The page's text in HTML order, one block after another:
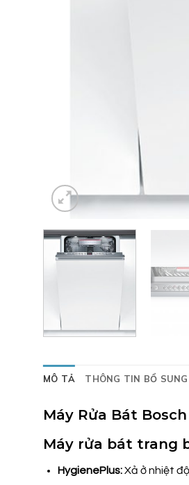
MÔ TẢ THÔNG TIN BỔ SUNG
Máy Rửa Bát Bosch
Máy rửa bát trang
HygienePlus:Xả ở nhiệt